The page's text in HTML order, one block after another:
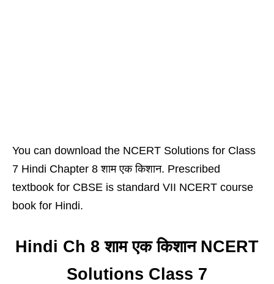
You can download the NCERT Solutions for Class
7 Hindi Chapter 8 शाम एक किशान. Prescribed
textbook for CBSE is standard VII NCERT course
book for Hindi.
Hindi Ch 8 शाम एक किशान NCERT
Solutions Class 7